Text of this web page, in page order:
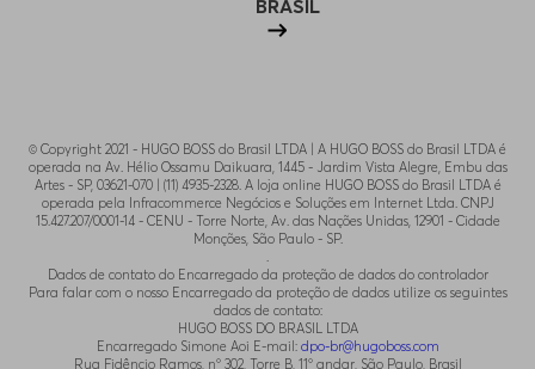
BRASIL
© Copyright 2021 - HUGO BOSS do Brasil LTDA | A HUGO BOSS do Brasil LTDA é
operada na Av. Hélio Ossamu Daikuara, 1445 - Jardim Vista Alegre, Embu das
Artes - SP, 03621-070 | (11) 4935-2328. A loja online HUGO BOSS do Brasil LTDA é
operada pela Infracommerce Negócios e Soluções em Internet Ltda. CNPJ
15.427.207/0001-14 - CENU - Torre Norte, Av. das Nações Unidas, 12901 - Cidade
Monções, São Paulo - SP.
.
Dados de contato do Encarregado da proteção de dados do controlador
Para falar com o nosso Encarregado da proteção de dados utilize os seguintes
dados de contato:
HUGO BOSS DO BRASIL LTDA
Encarregado Simone Aoi E-mail: dpo-br@hugoboss.com
Rua Fidêncio Ramos, n° 302, Torre B, 11° andar, São Paulo, Brasil